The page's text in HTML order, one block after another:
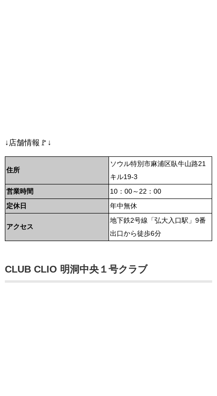
↓店舗情報🚩↓
住所
ソウル特別市麻浦区臥牛山路21
キル19-3
営業時間
10：00～22：00
定休日
年中無休
アクセス
地下鉄2号線「弘大入口駅」9番
出口から徒歩6分
CLUB CLIO 明洞中央１号クラブ